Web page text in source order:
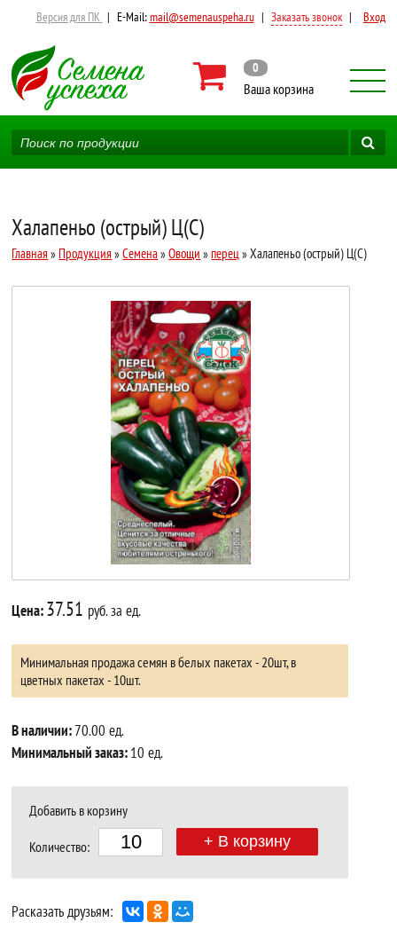
Версия для ПК | E-Mail:mail@semenauspeha.ru | Заказать звонок | Вход
0
Ваша корзина
Халапеньо (острый) Ц(С)
Главная » Продукция »Семена»Овощи »перец » Халапеньо (острый) Ц(С)
Цена:37.51 руб. за ед.
Минимальная продажа семян в белых пакетах - 20шт, в
цветных пакетах - 10шт.
В наличии:70.00 ед.
Минимальный заказ:10 ед.
Добавить в корзину
Количество: + В корзину
Расказать друзьям: